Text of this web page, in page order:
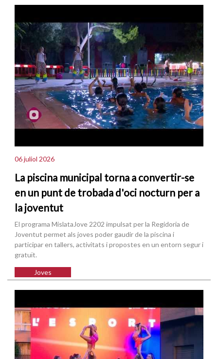
06 juliol 2026
La piscina municipal torna a convertir-se
en un punt de trobada d'oci nocturn per a
la joventut
El programa MislataJove 2202 impulsat per la Regidoria de
Joventut permet als joves poder gaudir de la piscina i
participar en tallers, activitats i propostes en un entorn segur i
gratuït.
Joves